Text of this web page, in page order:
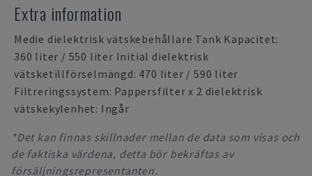
Extra information
Medie dielektrisk vätskebehållare Tank Kapacitet:
360 liter / 550 liter Initial dielektrisk
vätsketillförselmängd: 470 liter / 590 liter
Filtreringssystem: Pappersfilter x 2 dielektrisk
vätskekylenhet: Ingår
*Det kan finnas skillnader mellan de data som visas och
de faktiska värdena, detta bör bekräftas av
försäljningsrepresentanten.